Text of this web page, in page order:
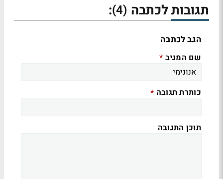
תגובות לכתבה (4)
:
הגב לכתבה
שם המגיב *
כותרת תגובה *
תוכן התגובה